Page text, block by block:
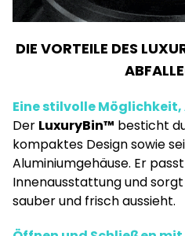
DIE VORTEILE DES
Eine stilvolle
Der LuxuryBin™ besticht
kompaktes Design sowie
Aluminiumgehäuse. Er
Innenausstattung und
sauber und frisch aussieht.